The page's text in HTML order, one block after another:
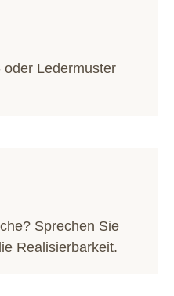
Ledermuster
Sprechen Sie
Realisierbarkeit.